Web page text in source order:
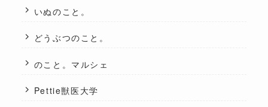
いぬのこと。
どうぶつのこと。
のこと。マルシェ
Pettie獣医大学